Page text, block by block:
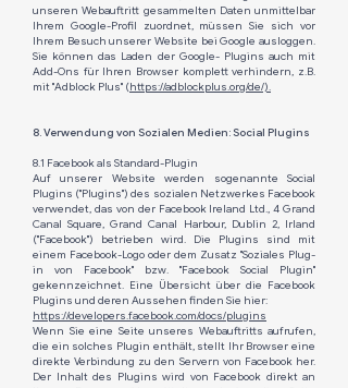
unseren Webauftritt gesammelten Daten unmittelbar
Ihrem Google-Profil zuordnet, müssen Sie sich vor
Ihrem Besuch unserer Website bei Google ausloggen.
Sie können das Laden der Google- Plugins auch mit
Add-Ons für Ihren Browser komplett verhindern, z.B.
mit "Adblock Plus" (https://adblockplus.org/de/).
8. Verwendung von Sozialen Medien: Social Plugins
8.1 Facebook als Standard-Plugin
Auf unserer Website werden sogenannte Social
Plugins ("Plugins") des sozialen Netzwerkes Facebook
verwendet, das von der Facebook Ireland Ltd., 4 Grand
Canal Square, Grand Canal Harbour, Dublin 2, Irland
("Facebook") betrieben wird. Die Plugins sind mit
einem Facebook-Logo oder dem Zusatz "Soziales Plug-
in von Facebook" bzw. "Facebook Social Plugin"
gekennzeichnet. Eine Übersicht über die Facebook
Plugins und deren Aussehen finden Sie hier:
https://developers.facebook.com/docs/plugins
Wenn Sie eine Seite unseres Webauftritts aufrufen,
die ein solches Plugin enthält, stellt Ihr Browser eine
direkte Verbindung zu den Servern von Facebook her.
Der Inhalt des Plugins wird von Facebook direkt an